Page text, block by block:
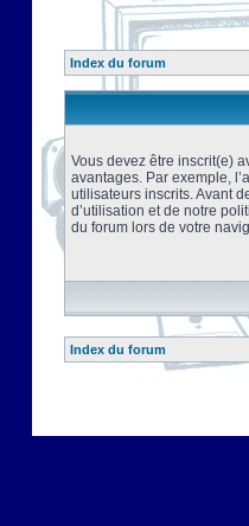
Index du forum
Vous devez être inscrit(e)
avantages. Par exemple,
utilisateurs inscrits. Avant
d’utilisation et de notre
du forum lors de votre
Index du forum